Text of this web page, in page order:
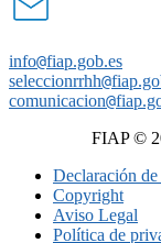
info@fiap.gob.es
seleccionrrhh@
comunicacion@
FIAP ©
Declaración
Copyright
Aviso Legal
Política de